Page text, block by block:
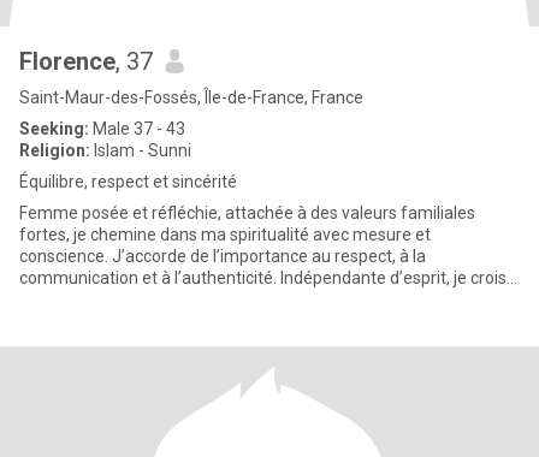
Florence, 37
Saint-Maur-des-Fossés, Île-de-France, France
Seeking: Male 37 - 43
Religion: Islam - Sunni
Équilibre, respect et sincérité
Femme posée et réfléchie, attachée à des valeurs familiales
fortes, je chemine dans ma spiritualité avec mesure et
conscience. J’accorde de l’importance au respect, à la
communication et à l’authenticité. Indépendante d’esprit, je crois